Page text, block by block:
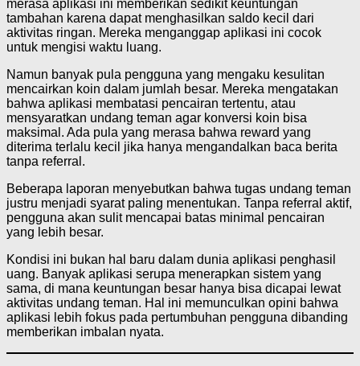
merasa aplikasi ini memberikan sedikit keuntungan
tambahan karena dapat menghasilkan saldo kecil dari
aktivitas ringan. Mereka menganggap aplikasi ini cocok
untuk mengisi waktu luang.
Namun banyak pula pengguna yang mengaku kesulitan
mencairkan koin dalam jumlah besar. Mereka mengatakan
bahwa aplikasi membatasi pencairan tertentu, atau
mensyaratkan undang teman agar konversi koin bisa
maksimal. Ada pula yang merasa bahwa reward yang
diterima terlalu kecil jika hanya mengandalkan baca berita
tanpa referral.
Beberapa laporan menyebutkan bahwa tugas undang teman
justru menjadi syarat paling menentukan. Tanpa referral aktif,
pengguna akan sulit mencapai batas minimal pencairan
yang lebih besar.
Kondisi ini bukan hal baru dalam dunia aplikasi penghasil
uang. Banyak aplikasi serupa menerapkan sistem yang
sama, di mana keuntungan besar hanya bisa dicapai lewat
aktivitas undang teman. Hal ini memunculkan opini bahwa
aplikasi lebih fokus pada pertumbuhan pengguna dibanding
memberikan imbalan nyata.